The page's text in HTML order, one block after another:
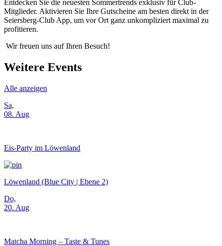
Entdecken Sie die neuesten Sommertrends exklusiv für Club-
Mitglieder. Aktivieren Sie Ihre Gutscheine am besten direkt in der
Seiersberg-Club App, um vor Ort ganz unkompliziert maximal zu
profitieren.
Wir freuen uns auf Ihren Besuch!
Weitere Events
Alle anzeigen
Sa,
08. Aug
Eis-Party im Löwenland
Löwenland (Blue City | Ebene 2)
Do,
20. Aug
Matcha Morning – Taste & Tunes